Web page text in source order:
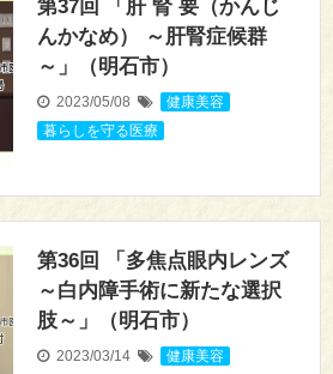
第37回 「肝 腎 要（かんじ
んかなめ） ～肝腎症候群
～」（明石市）
2023/05/08 健康美容
暮らしを守る医療
第36回 「多焦点眼内レンズ
～白内障手術に新たな選択
肢～」（明石市）
2023/03/14 健康美容